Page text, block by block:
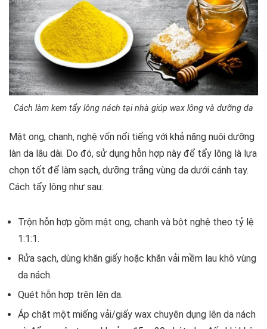
Cách làm kem tẩy lông nách tại nhà giúp wax lông và dưỡng da
Mật ong, chanh, nghệ vốn nổi tiếng với khả năng nuôi dưỡng
làn da lâu dài. Do đó, sử dụng hỗn hợp này để tẩy lông là lựa
chọn tốt để làm sạch, dưỡng trắng vùng da dưới cánh tay.
Cách tẩy lông như sau:
Trộn hỗn hợp gồm mật ong, chanh và bột nghệ theo tỷ lệ
1:1:1.
Rửa sạch, dùng khăn giấy hoặc khăn vải mềm lau khô vùng
da nách.
Quét hỗn hợp trên lên da.
Áp chặt một miếng vải/giấy wax chuyên dụng lên da nách